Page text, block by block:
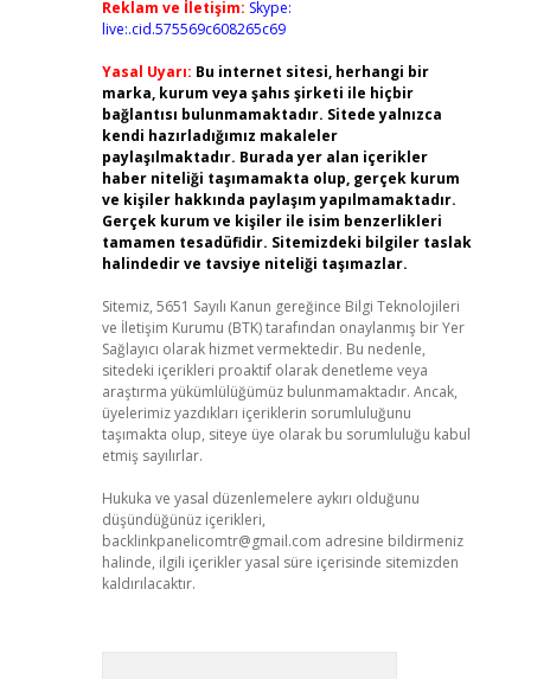
Reklam ve İletişim: Skype:
live:.cid.575569c608265c69
Yasal Uyarı: Bu internet sitesi, herhangi bir
marka, kurum veya şahıs şirketi ile hiçbir
bağlantısı bulunmamaktadır. Sitede yalnızca
kendi hazırladığımız makaleler
paylaşılmaktadır. Burada yer alan içerikler
haber niteliği taşımamakta olup, gerçek kurum
ve kişiler hakkında paylaşım yapılmamaktadır.
Gerçek kurum ve kişiler ile isim benzerlikleri
tamamen tesadüfidir. Sitemizdeki bilgiler taslak
halindedir ve tavsiye niteliği taşımazlar.
Sitemiz, 5651 Sayılı Kanun gereğince Bilgi Teknolojileri
ve İletişim Kurumu (BTK) tarafından onaylanmış bir Yer
Sağlayıcı olarak hizmet vermektedir. Bu nedenle,
sitedeki içerikleri proaktif olarak denetleme veya
araştırma yükümlülüğümüz bulunmamaktadır. Ancak,
üyelerimiz yazdıkları içeriklerin sorumluluğunu
taşımakta olup, siteye üye olarak bu sorumluluğu kabul
etmiş sayılırlar.
Hukuka ve yasal düzenlemelere aykırı olduğunu
düşündüğünüz içerikleri,
backlinkpanelicomtr@gmail.com adresine bildirmeniz
halinde, ilgili içerikler yasal süre içerisinde sitemizden
kaldırılacaktır.